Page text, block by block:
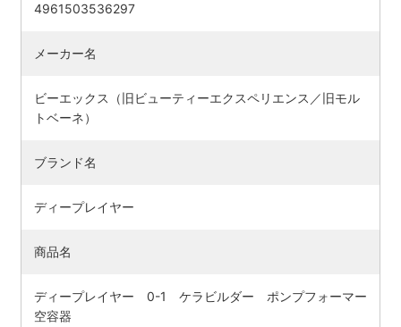
4961503536297
メーカー名
ビーエックス（旧ビューティーエクスペリエンス／旧モル
トベーネ）
ブランド名
ディープレイヤー
商品名
ディープレイヤー 0-1 ケラビルダー ポンプフォーマー
空容器